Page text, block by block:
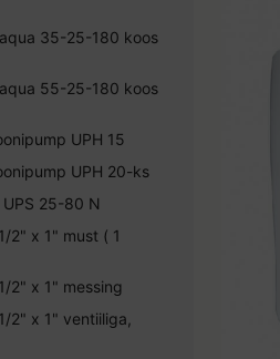
PE torule
35-25-180 koos
55-25-180 koos
UPH 15
UPH 20-ks
25-80 N
2" x 1" must ( 1
2" x 1" messing
2" x 1" ventiiliga,